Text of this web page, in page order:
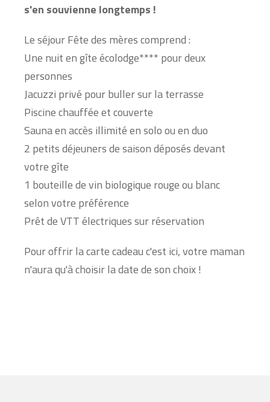
s'en souvienne longtemps !
Le séjour Fête des mères comprend :
Une nuit en gîte écolodge**** pour deux
personnes
Jacuzzi privé pour buller sur la terrasse
Piscine chauffée et couverte
Sauna en accès illimité en solo ou en duo
2 petits déjeuners de saison déposés devant
votre gîte
1 bouteille de vin biologique rouge ou blanc
selon votre préférence
Prêt de VTT électriques sur réservation
Pour offrir la carte cadeau c'est ici, votre maman
n'aura qu'à choisir la date de son choix !